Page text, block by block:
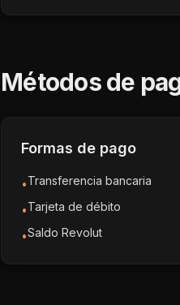
Métodos de
Formas de pago
•Transferencia bancaria
•Tarjeta de débito
•Saldo Revolut